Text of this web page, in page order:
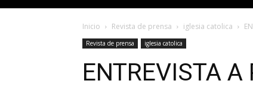
Inicio Revista de prensa iglesia catolica
Revista de prensa iglesia catolica
ENTREVISTA A